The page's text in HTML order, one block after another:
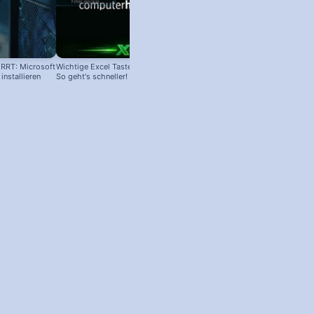
MicrosoftWichtige Excel Tastenkombinationen:
So geht's schneller!